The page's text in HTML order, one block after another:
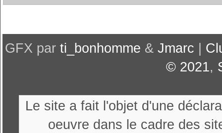
GFX par ti_bonhomme & Jmarc
© 2021,
Le site a fait l'objet d'une
oeuvre dans le cadre des